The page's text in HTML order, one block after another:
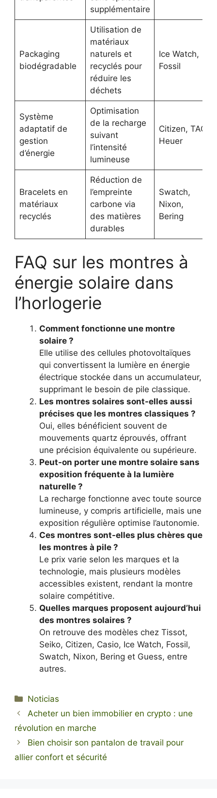
supplémentaire
Packaging
biodégradable
Utilisation de
matériaux
naturels et
recyclés pour
réduire les
déchets
Ice Watch,
Fossil
Système
adaptatif de
gestion
d’énergie
Optimisation
de la recharge
suivant
l’intensité
lumineuse
Citizen, TAG
Heuer
Bracelets en
matériaux
recyclés
Réduction de
l’empreinte
carbone via
des matières
durables
Swatch,
Nixon,
Bering
FAQ sur les montres à
énergie solaire dans
l’horlogerie
Comment fonctionne une montre
solaire ?
Elle utilise des cellules photovoltaïques
qui convertissent la lumière en énergie
électrique stockée dans un accumulateur,
supprimant le besoin de pile classique.
Les montres solaires sont-elles aussi
précises que les montres classiques ?
Oui, elles bénéficient souvent de
mouvements quartz éprouvés, offrant
une précision équivalente ou supérieure.
Peut-on porter une montre solaire sans
exposition fréquente à la lumière
naturelle ?
La recharge fonctionne avec toute source
lumineuse, y compris artificielle, mais une
exposition régulière optimise l’autonomie.
Ces montres sont-elles plus chères que
les montres à pile ?
Le prix varie selon les marques et la
technologie, mais plusieurs modèles
accessibles existent, rendant la montre
solaire compétitive.
Quelles marques proposent aujourd’hui
des montres solaires ?
On retrouve des modèles chez Tissot,
Seiko, Citizen, Casio, Ice Watch, Fossil,
Swatch, Nixon, Bering et Guess, entre
autres.
Categorías
Noticias
Acheter un bien immobilier en crypto : une
révolution en marche
Bien choisir son pantalon de travail pour
allier confort et sécurité